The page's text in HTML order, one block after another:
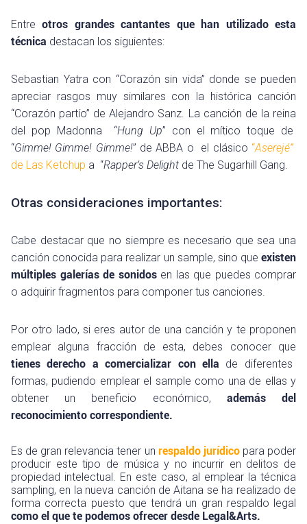
Entre otros grandes cantantes que han utilizado esta
técnica destacan los siguientes:
Sebastian Yatra con “Corazón sin vida” donde se pueden
apreciar rasgos muy similares con la histórica canción
“Corazón partío” de Alejandro Sanz. La canción de la reina
del pop Madonna “Hung Up” con el mítico toque de
“Gimme! Gimme! Gimme!” de ABBA o el clásico “Aserejé”
de Las Ketchup a “Rapper’s Delight de The Sugarhill Gang.
Otras consideraciones importantes:
Cabe destacar que no siempre es necesario que sea una
canción conocida para realizar un sample, sino que existen
múltiples galerías de sonidosen las que puedes comprar
o adquirir fragmentos para componer tus canciones.
Por otro lado, si eres autor de una canción y te proponen
emplear alguna fracción de esta, debes conocer que
tienes derecho a comercializar con ella de diferentes
formas, pudiendo emplear el sample como una de ellas y
obtener un beneficio económico, además del
reconocimiento correspondiente.
Es de gran relevancia tener un respaldo jurídicopara poder
producir este tipo de música y no incurrir en delitos de
propiedad intelectual. En este caso, al emplear la técnica
sampling, en la nueva canción de Aitana se ha realizado de
forma correcta puesto que tendrá un gran respaldo legal
como el que te podemos ofrecer desde Legal&Arts.